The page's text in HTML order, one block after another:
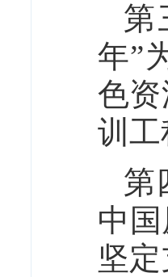
第
年”
色
训工
第
中
坚